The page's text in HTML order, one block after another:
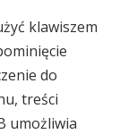
klawiszem
do
treści
umożliwia